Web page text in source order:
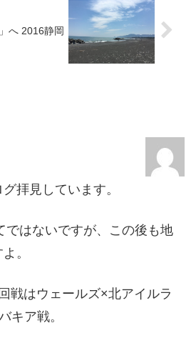
へ 2016静岡
拝見しています。
ではないですが、この後も地
。
戦はウェールズ×北アイルラ
キア戦。